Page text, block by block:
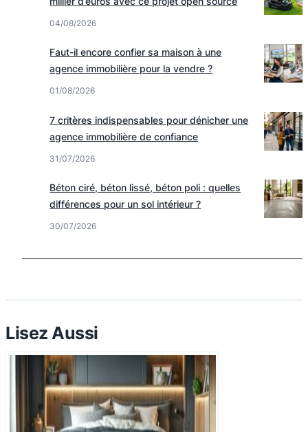
04/08/2026
Faut-il encore confier sa maison à une
agence immobilière pour la vendre ?
01/08/2026
7 critères indispensables pour dénicher une
agence immobilière de confiance
31/07/2026
Béton ciré, béton lissé, béton poli : quelles
différences pour un sol intérieur ?
30/07/2026
Lisez Aussi